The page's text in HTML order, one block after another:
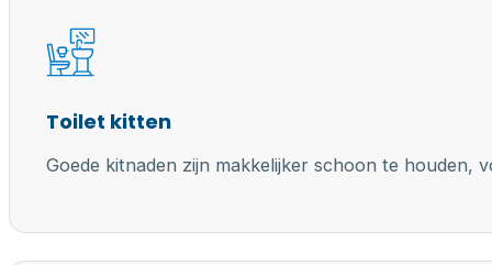
Toilet kitten
Goede kitnaden zijn makkelijker schoon te houden,